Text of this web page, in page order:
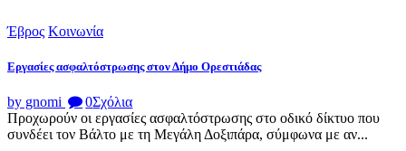
Έβρος Κοινωνία
Εργασίες ασφαλτόστρωσης στον Δήμο Ορεστιάδας
by gnomi 0Σχόλια
Προχωρούν οι εργασίες ασφαλτόστρωσης στο οδικό δίκτυο που
συνδέει τον Βάλτο με τη Μεγάλη Δοξιπάρα, σύμφωνα με αν...